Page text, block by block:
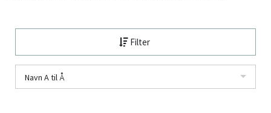
Filter
Navn A til Å